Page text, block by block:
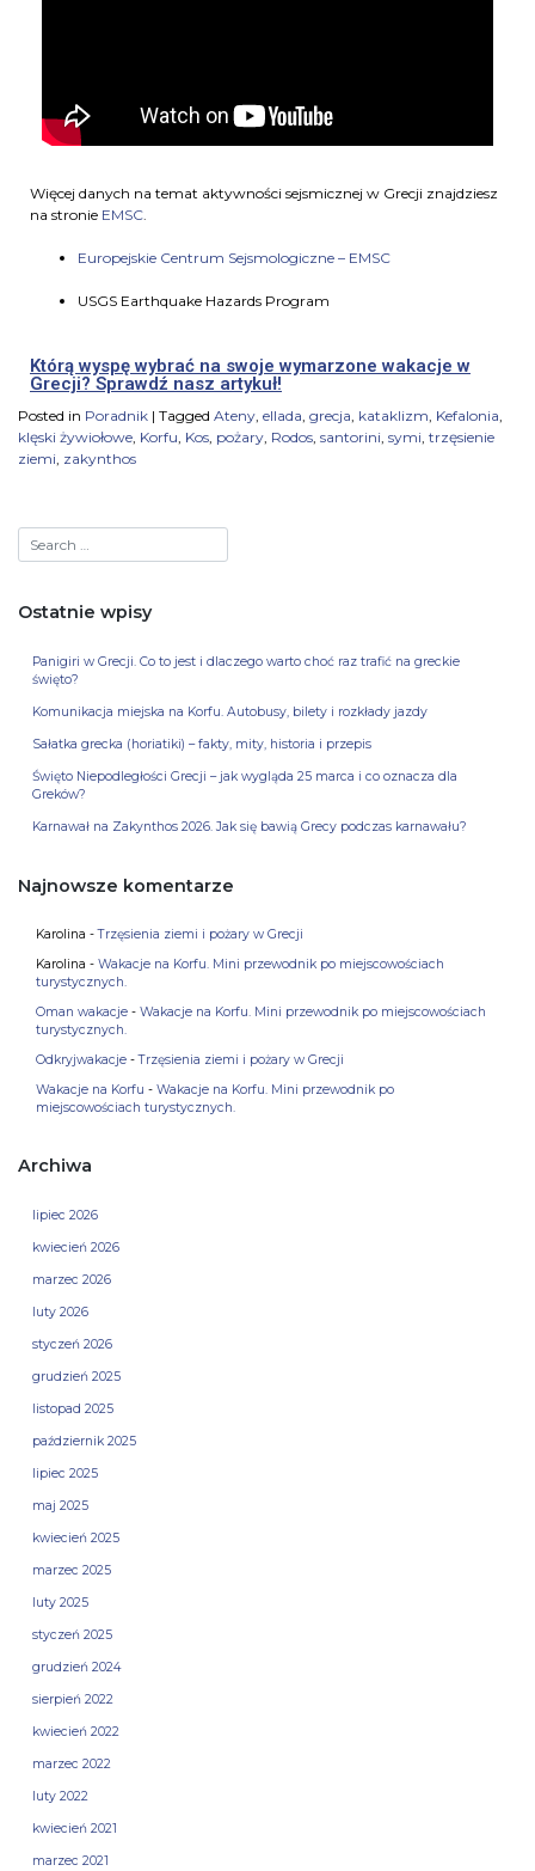
Więcej danych na temat aktywności sejsmicznej w Grecji znajdziesz
na stronie EMSC.
Europejskie Centrum Sejsmologiczne – EMSC
USGS Earthquake Hazards Program
Którą wyspę wybrać na swoje wymarzone wakacje w
Grecji? Sprawdź nasz artykuł!
Posted in Poradnik | Tagged Ateny, ellada, grecja, kataklizm, Kefalonia,
klęski żywiołowe, Korfu, Kos, pożary, Rodos, santorini, symi, trzęsienie
ziemi, zakynthos
Ostatnie wpisy
Panigiri w Grecji. Co to jest i dlaczego warto choć raz trafić na greckie
święto?
Komunikacja miejska na Korfu. Autobusy, bilety i rozkłady jazdy
Sałatka grecka (horiatiki) – fakty, mity, historia i przepis
Święto Niepodległości Grecji – jak wygląda 25 marca i co oznacza dla
Greków?
Karnawał na Zakynthos 2026. Jak się bawią Grecy podczas karnawału?
Najnowsze komentarze
Karolina -Trzęsienia ziemi i pożary w Grecji
Karolina - Wakacje na Korfu. Mini przewodnik po miejscowościach
turystycznych.
Oman wakacje - Wakacje na Korfu. Mini przewodnik po miejscowościach
turystycznych.
Odkryjwakacje -Trzęsienia ziemi i pożary w Grecji
Wakacje na Korfu - Wakacje na Korfu. Mini przewodnik po
miejscowościach turystycznych.
Archiwa
lipiec 2026
kwiecień 2026
marzec 2026
luty 2026
styczeń 2026
grudzień 2025
listopad 2025
październik 2025
lipiec 2025
maj 2025
kwiecień 2025
marzec 2025
luty 2025
styczeń 2025
grudzień 2024
sierpień 2022
kwiecień 2022
marzec 2022
luty 2022
kwiecień 2021
marzec 2021